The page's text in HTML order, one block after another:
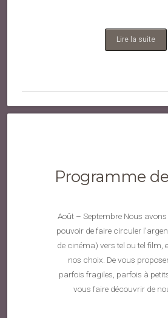
Lire la suite
Programme
Août – Septembre Nous avons
pouvoir de faire circuler
de cinéma) vers tel ou tel film,
nos choix. De vous
parfois fragiles, parfois à
vous faire découvrir de